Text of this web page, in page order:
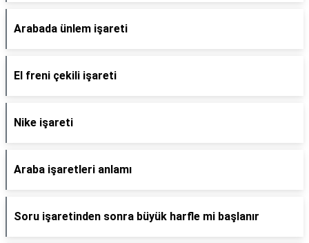
Arabada ünlem işareti
El freni çekili işareti
Nike işareti
Araba işaretleri anlamı
Soru işaretinden sonra büyük harfle mi başlanır